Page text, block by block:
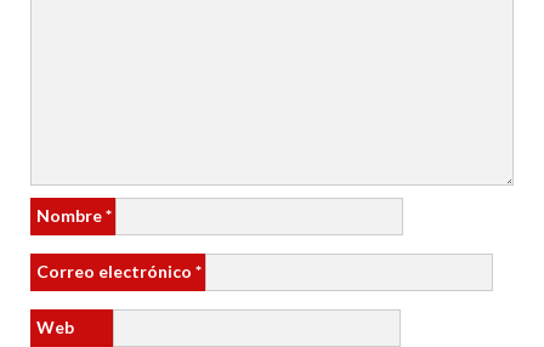
Nombre*
Correo electrónico *
Web